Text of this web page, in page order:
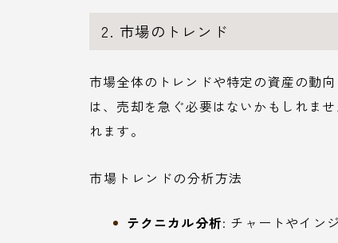
2. 市場のトレンド
市場全体のトレンドや特定の資産の動
は、売却を急ぐ必要はないかもしれま
れます。
市場トレンドの分析方法
テクニカル分析: チャートやイン